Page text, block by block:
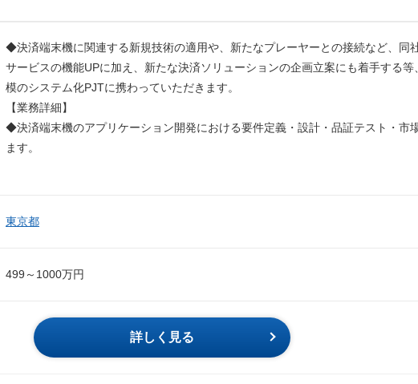
◆決済端末機に関連する新規技術の適用や、新たなプレーヤーとの接続など、同
サービスの機能UPに加え、新たな決済ソリューションの企画立案にも着手する等
模のシステム化PJTに携わっていただきます。
【業務詳細】
◆決済端末機のアプリケーション開発における要件定義・設計・品証テスト・市
ます。
東京都
499～1000万円
詳しく見る